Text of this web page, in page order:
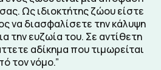
Ως ιδιοκτήτης ζώου είστε
να διασφαλίσετε την κάλυψη
την ευζωία του. Σε αντίθετη
αδίκημα που τιμωρείται
τον νόμο.”